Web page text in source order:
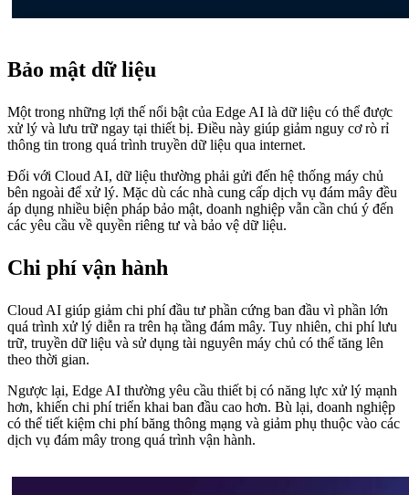
Bảo mật dữ liệu
Một trong những lợi thế nổi bật của Edge AI là dữ liệu có thể được
xử lý và lưu trữ ngay tại thiết bị. Điều này giúp giảm nguy cơ rò rỉ
thông tin trong quá trình truyền dữ liệu qua internet.
Đối với Cloud AI, dữ liệu thường phải gửi đến hệ thống máy chủ
bên ngoài để xử lý. Mặc dù các nhà cung cấp dịch vụ đám mây đều
áp dụng nhiều biện pháp bảo mật, doanh nghiệp vẫn cần chú ý đến
các yêu cầu về quyền riêng tư và bảo vệ dữ liệu.
Chi phí vận hành
Cloud AI giúp giảm chi phí đầu tư phần cứng ban đầu vì phần lớn
quá trình xử lý diễn ra trên hạ tầng đám mây. Tuy nhiên, chi phí lưu
trữ, truyền dữ liệu và sử dụng tài nguyên máy chủ có thể tăng lên
theo thời gian.
Ngược lại, Edge AI thường yêu cầu thiết bị có năng lực xử lý mạnh
hơn, khiến chi phí triển khai ban đầu cao hơn. Bù lại, doanh nghiệp
có thể tiết kiệm chi phí băng thông mạng và giảm phụ thuộc vào các
dịch vụ đám mây trong quá trình vận hành.